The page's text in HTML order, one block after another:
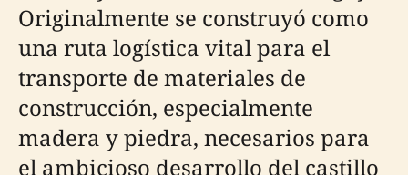
Originalmente se construyó como
una ruta logística vital para el
transporte de materiales de
construcción, especialmente
madera y piedra, necesarios para
el ambicioso desarrollo del castillo